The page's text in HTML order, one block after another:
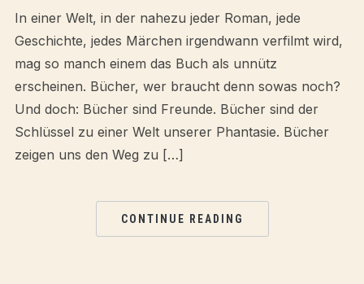
In einer Welt, in der nahezu jeder Roman, jede
Geschichte, jedes Märchen irgendwann verfilmt wird,
mag so manch einem das Buch als unnütz
erscheinen. Bücher, wer braucht denn sowas noch?
Und doch: Bücher sind Freunde. Bücher sind der
Schlüssel zu einer Welt unserer Phantasie. Bücher
zeigen uns den Weg zu […]
CONTINUE READING